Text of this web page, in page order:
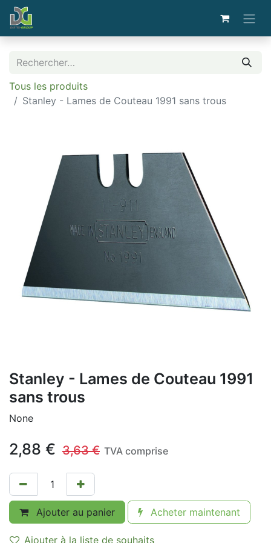
Tous les produits
Stanley - Lames de Couteau 1991 sans trous
Stanley - Lames de Couteau 1991
sans trous
None
2,88 € 3,63€ TVA comprise
Ajouter au panier Acheter maintenant
Ajouter à la liste de souhaits